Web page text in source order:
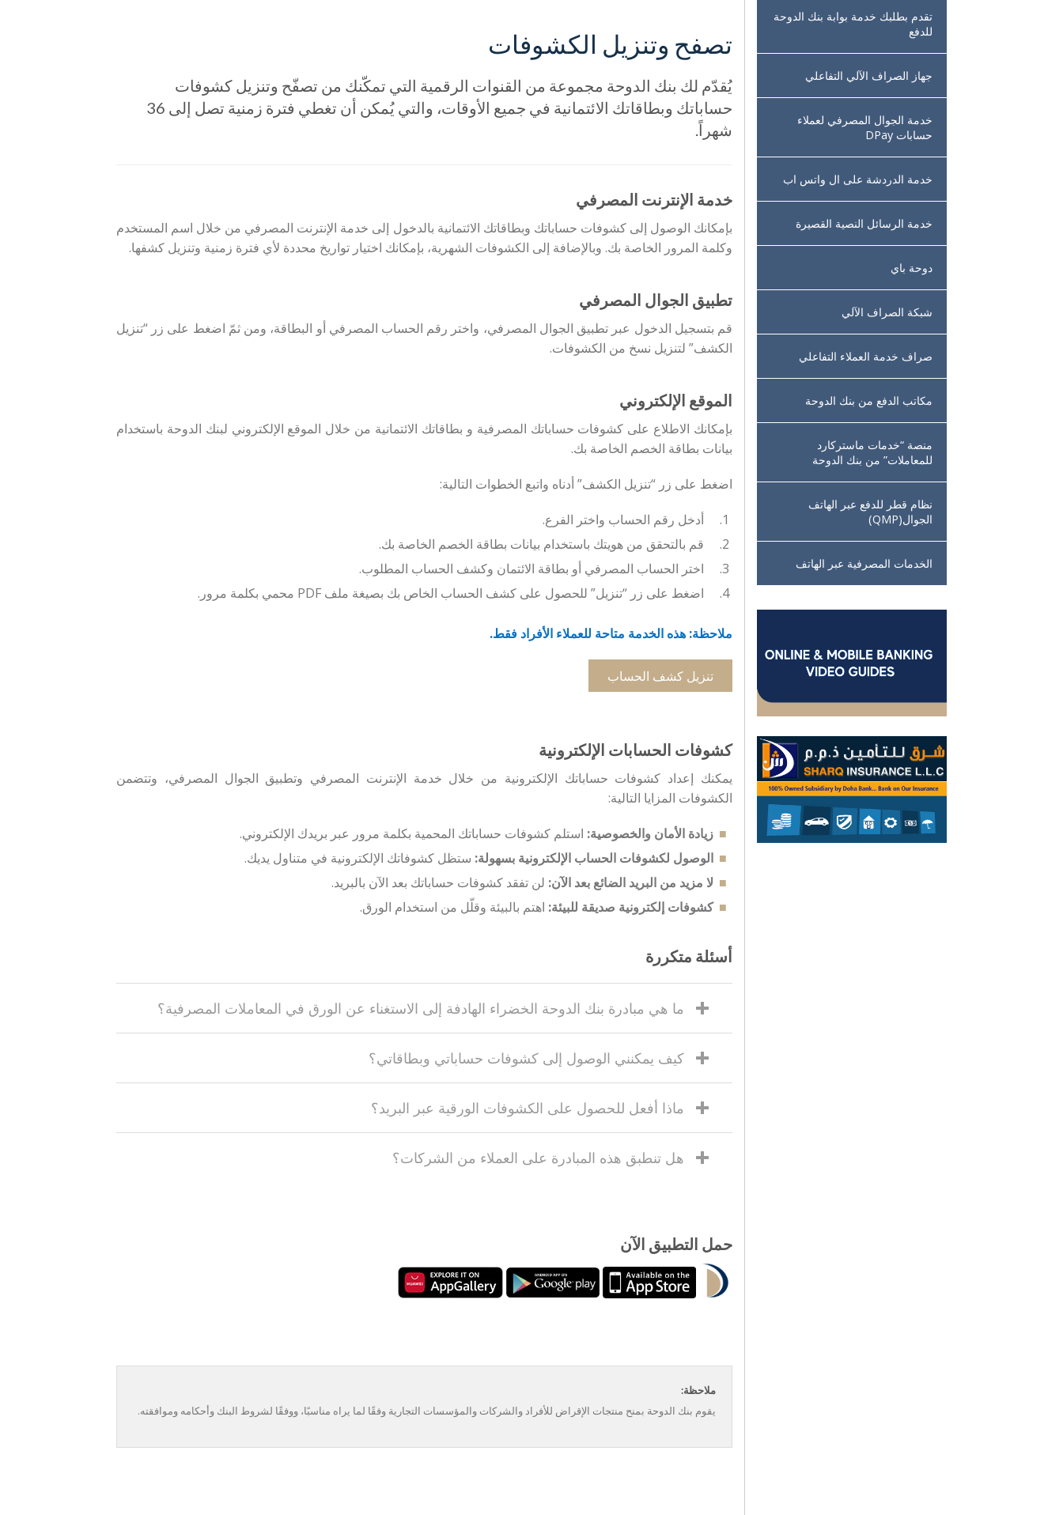
تصفح وتنزيل الكشوفات
يُقدّم لك بنك الدوحة مجموعة من القنوات الرقمية التي تمكّنك من تصفّح وتنزيل كشوفات
حساباتك وبطاقاتك الائتمانية في جميع الأوقات، والتي يُمكن أن تغطي فترة زمنية تصل إلى 36
شهراً.
خدمة الإنترنت المصرفي
بإمكانك الوصول إلى كشوفات حساباتك وبطاقاتك الائتمانية بالدخول إلى خدمة الإنترنت المصرفي من خلال اسم المستخدم
وكلمة المرور الخاصة بك. وبالإضافة إلى الكشوفات الشهرية، بإمكانك اختيار تواريخ محددة لأي فترة زمنية وتنزيل كشفها.
تطبيق الجوال المصرفي
قم بتسجيل الدخول عبر تطبيق الجوال المصرفي، واختر رقم الحساب المصرفي أو البطاقة، ومن ثمّ اضغط على زر “تنزيل
الكشف” لتنزيل نسخ من الكشوفات.
الموقع الإلكتروني
بإمكانك الاطلاع على كشوفات حساباتك المصرفية و بطاقاتك الائتمانية من خلال الموقع الإلكتروني لبنك الدوحة باستخدام
بيانات بطاقة الخصم الخاصة بك.
اضغط على زر “تنزيل الكشف” أدناه واتبع الخطوات التالية:
أدخل رقم الحساب واختر الفرع.
قم بالتحقق من هويتك باستخدام بيانات بطاقة الخصم الخاصة بك.
اختر الحساب المصرفي أو بطاقة الائتمان وكشف الحساب المطلوب.
اضغط على زر “تنزيل” للحصول على كشف الحساب الخاص بك بصيغة ملف PDF محمي بكلمة مرور.
ملاحظة: هذه الخدمة متاحة للعملاء الأفراد فقط.
تنزيل كشف الحساب
كشوفات الحسابات الإلكترونية
يمكنك إعداد كشوفات حساباتك الإلكترونية من خلال خدمة الإنترنت المصرفي وتطبيق الجوال المصرفي، وتتضمن
الكشوفات المزايا التالية:
زيادة الأمان والخصوصية: استلم كشوفات حساباتك المحمية بكلمة مرور عبر بريدك الإلكتروني.
الوصول لكشوفات الحساب الإلكترونية بسهولة: ستظل كشوفاتك الإلكترونية في متناول يديك.
لا مزيد من البريد الضائع بعد الآن: لن تفقد كشوفات حساباتك بعد الآن بالبريد.
كشوفات إلكترونية صديقة للبيئة: اهتم بالبيئة وقلّل من استخدام الورق.
أسئلة متكررة
ما هي مبادرة بنك الدوحة الخضراء الهادفة إلى الاستغناء عن الورق في المعاملات المصرفية؟
كيف يمكنني الوصول إلى كشوفات حساباتي وبطاقاتي؟
ماذا أفعل للحصول على الكشوفات الورقية عبر البريد؟
هل تنطبق هذه المبادرة على العملاء من الشركات؟
حمل التطبيق الآن
ملاحظة:
يقوم بنك الدوحة بمنح منتجات الإقراض للأفراد والشركات والمؤسسات التجارية وفقًا لما يراه مناسبًا، ووفقًا لشروط البنك وأحكامه وموافقته.
تقدم بطلبك خدمة بوابة بنك الدوحة
للدفع
جهاز الصراف الآلي التفاعلي
خدمة الجوال المصرفي لعملاء
حسابات DPay
خدمة الدردشة على ال واتس اب
خدمة الرسائل النصية القصيرة
دوحة باي
شبكة الصراف الآلي
صراف خدمة العملاء التفاعلي
مكاتب الدفع من بنك الدوحة
منصة “خدمات ماستركارد
للمعاملات” من بنك الدوحة
نظام قطر للدفع عبر الهاتف
الجوال(QMP)
الخدمات المصرفية عبر الهاتف